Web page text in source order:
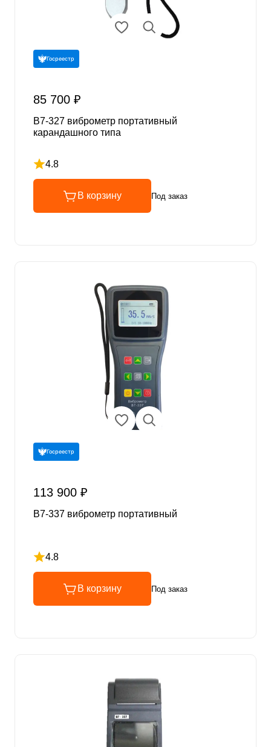
Госреестр
85 700 ₽
В7-327 виброметр портативный
карандашного типа
4.8
Рейтинг 4.8 из 5
В корзину Под заказ
Госреестр
113 900 ₽
В7-337 виброметр портативный
4.8
Рейтинг 4.8 из 5
В корзину Под заказ